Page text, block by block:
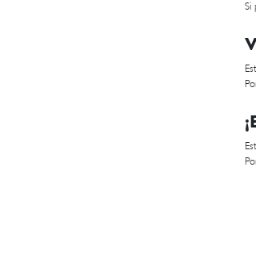
Si